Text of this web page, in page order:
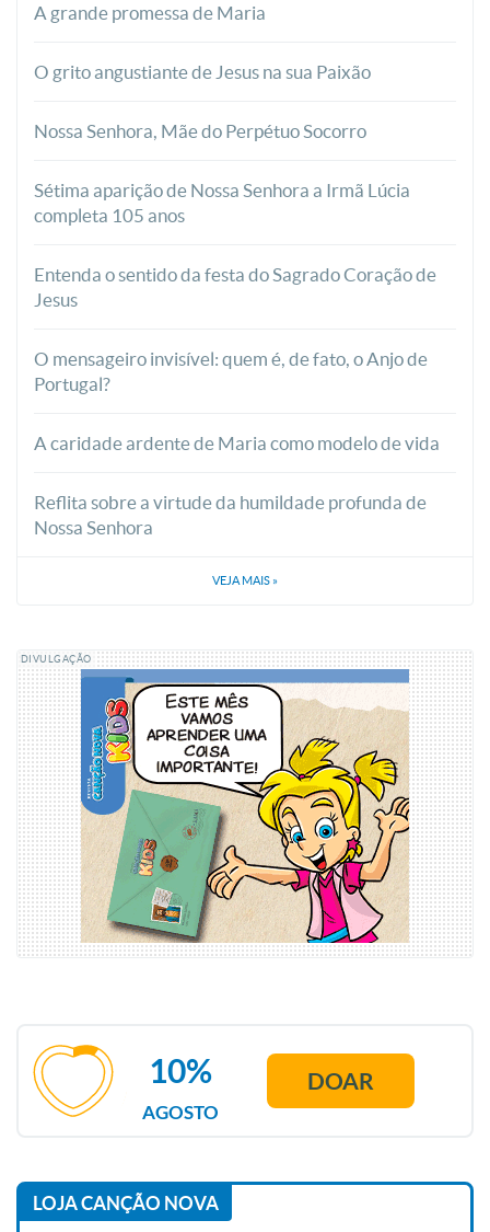
A grande promessa de Maria
O grito angustiante de Jesus na sua Paixão
Nossa Senhora, Mãe do Perpétuo Socorro
Sétima aparição de Nossa Senhora a Irmã Lúcia
completa 105 anos
Entenda o sentido da festa do Sagrado Coração de
Jesus
O mensageiro invisível: quem é, de fato, o Anjo de
Portugal?
A caridade ardente de Maria como modelo de vida
Reflita sobre a virtude da humildade profunda de
Nossa Senhora
VEJA MAIS »
DIVULGAÇÃO
AGOSTO
10% DOAR
LOJA CANÇÃO NOVA